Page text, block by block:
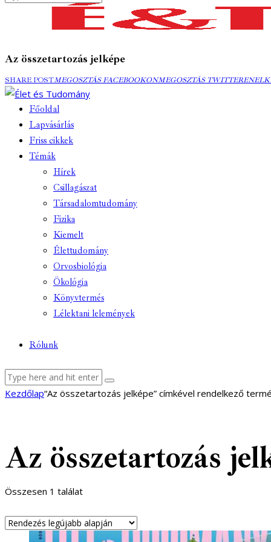
Az összetartozás jelképe
SHARE POSTMEGOSZTÁS
FACEBOOKON
MEGOSZTÁS FACEBOOKONMEGOSZTÁS
MEGOSZTÁS TWITTEREN
Főoldal
Lapvásárlás
Friss cikkek
Témák
Hírek
Csillagászat
Társadalomtudomány
Fizika
Kiemelt
Élettudomány
Orvosbiológia
Ökológia
Könyvtermés
Lélektani lelemények
Rólunk
facebook-
youtube-
email
Kezdőlap“Az összetartozás jelképe” címkével rendelkező
Az összetartozás
Összesen 1 találat